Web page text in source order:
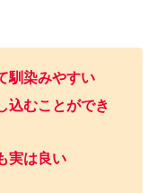
馴染みやすい
込むことができ
実は良い